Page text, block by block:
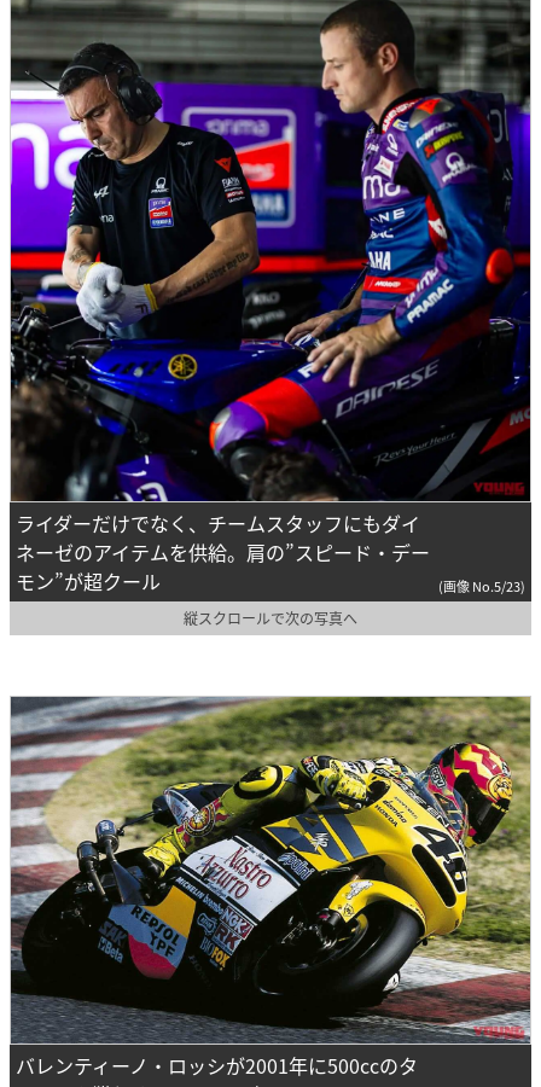
ライダーだけでなく、チームスタッフにもダイ
ネーゼのアイテムを供給。肩の”スピード・デー
モン”が超クール
(画像 No.5/23)
縦スクロールで次の写真へ
バレンティーノ・ロッシが2001年に500ccのタ